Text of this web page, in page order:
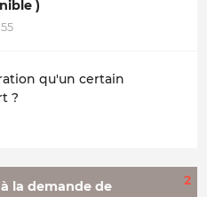
)
qu'un certain
?
la demande de
2